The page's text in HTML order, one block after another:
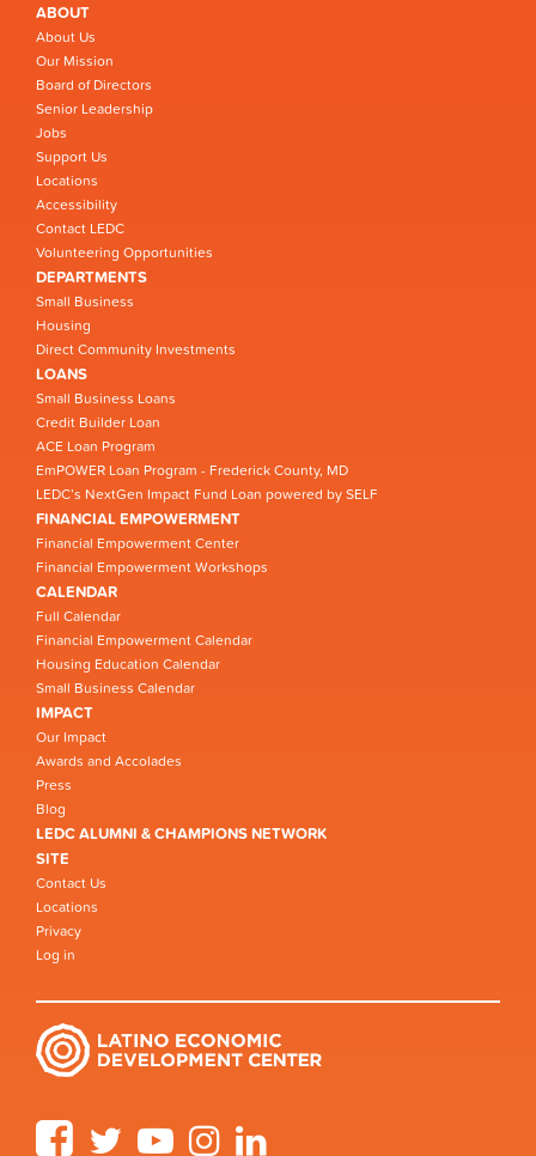
ABOUT
About Us
Our Mission
Board of Directors
Senior Leadership
Jobs
Support Us
Locations
Accessibility
Contact LEDC
Volunteering Opportunities
DEPARTMENTS
Small Business
Housing
Direct Community Investments
LOANS
Small Business Loans
Credit Builder Loan
ACE Loan Program
EmPOWER Loan Program - Frederick County, MD
LEDC’s NextGen Impact Fund Loan powered by SELF
FINANCIAL EMPOWERMENT
Financial Empowerment Center
Financial Empowerment Workshops
CALENDAR
Full Calendar
Financial Empowerment Calendar
Housing Education Calendar
Small Business Calendar
IMPACT
Our Impact
Awards and Accolades
Press
Blog
LEDC ALUMNI & CHAMPIONS NETWORK
SITE
Contact Us
Locations
Privacy
Log in
FacebookTwitter YouTube Instagram